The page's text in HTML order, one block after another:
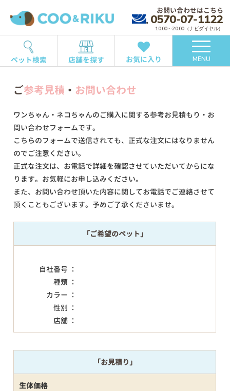
お問い合わせはこちら
0570-07-1122
10:00～20:00（ナビダイヤル）
ペット検索 店舗を探す お気に入り MENU
ご参考見積 ・ お問い合わせ
ワンちゃん・ネコちゃんのご購入に関する参考お見積もり・お
問い合わせフォームです。
こちらのフォームで送信されても、正式な注文にはなりません
のでご注意ください。
正式な注文は、お電話で詳細を確認させていただいてからにな
ります。お気軽にお申し込みください。
また、お問い合わせ頂いた内容に関してお電話でご連絡させて
頂くこともございます。予めご了承くださいませ。
「ご希望のペット」
自社番号 ：
種類 ：
カラー ：
性別 ：
店舗 ：
「お見積り」
生体価格